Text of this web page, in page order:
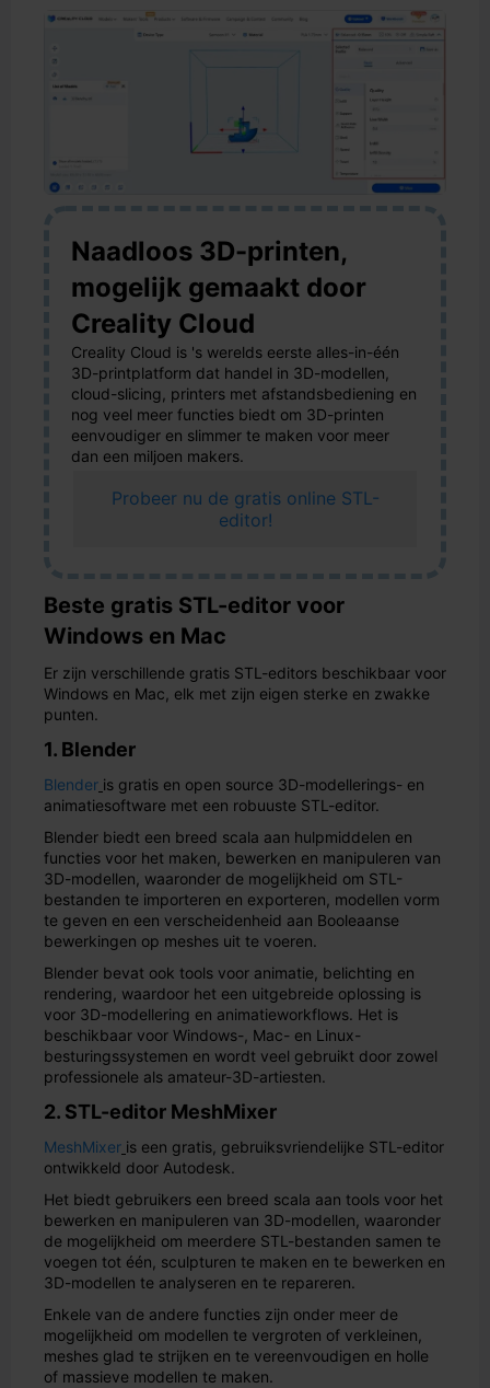
Naadloos 3D-printen,
mogelijk gemaakt door
Creality Cloud
Creality Cloud is 's werelds eerste alles-in-één
3D-printplatform dat handel in 3D-modellen,
cloud-slicing, printers met afstandsbediening en
nog veel meer functies biedt om 3D-printen
eenvoudiger en slimmer te maken voor meer
dan een miljoen makers.
Probeer nu de gratis online STL-
editor!
Beste gratis STL-editor voor
Windows en Mac
Er zijn verschillende gratis STL-editors beschikbaar voor
Windows en Mac, elk met zijn eigen sterke en zwakke
punten.
1. Blender
Blender is gratis en open source 3D-modellerings- en
animatiesoftware met een robuuste STL-editor.
Blender biedt een breed scala aan hulpmiddelen en
functies voor het maken, bewerken en manipuleren van
3D-modellen, waaronder de mogelijkheid om STL-
bestanden te importeren en exporteren, modellen vorm
te geven en een verscheidenheid aan Booleaanse
bewerkingen op meshes uit te voeren.
Blender bevat ook tools voor animatie, belichting en
rendering, waardoor het een uitgebreide oplossing is
voor 3D-modellering en animatieworkflows. Het is
beschikbaar voor Windows-, Mac- en Linux-
besturingssystemen en wordt veel gebruikt door zowel
professionele als amateur-3D-artiesten.
2. STL-editor MeshMixer
MeshMixer is een gratis, gebruiksvriendelijke STL-editor
ontwikkeld door Autodesk.
Het biedt gebruikers een breed scala aan tools voor het
bewerken en manipuleren van 3D-modellen, waaronder
de mogelijkheid om meerdere STL-bestanden samen te
voegen tot één, sculpturen te maken en te bewerken en
3D-modellen te analyseren en te repareren.
Enkele van de andere functies zijn onder meer de
mogelijkheid om modellen te vergroten of verkleinen,
meshes glad te strijken en te vereenvoudigen en holle
of massieve modellen te maken.